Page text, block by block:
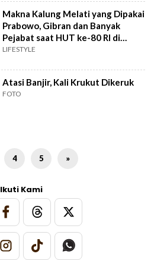
Makna Kalung Melati yang Dipakai
Prabowo, Gibran dan Banyak
Pejabat saat HUT ke-80 RI di
Istana
LIFESTYLE
Atasi Banjir, Kali Krukut Dikeruk
FOTO
4 5 »
Ikuti Kami